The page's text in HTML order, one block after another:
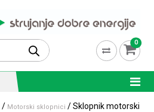
0
/ Motorski sklopnici / Sklopnik motorski